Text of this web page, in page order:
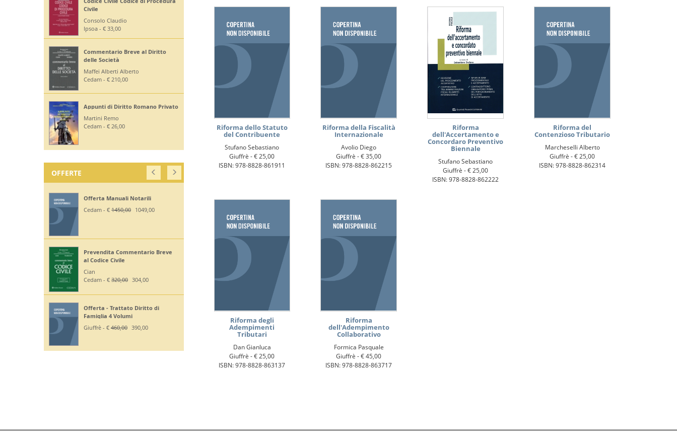
Riforma dello Statuto
del Contribuente
Stufano Sebastiano
Giuffrè -€ 25,00
ISBN: 978-8828-861911
Riforma della Fiscalità
Internazionale
Avolio Diego
Giuffrè -€ 35,00
ISBN: 978-8828-862215
Riforma
dell'Accertamento e
Concordaro Preventivo
Biennale
Stufano Sebastiano
Giuffrè -€ 25,00
ISBN: 978-8828-862222
Riforma del
Contenzioso Tributario
Marcheselli Alberto
Giuffrè -€ 25,00
ISBN: 978-8828-862314
Riforma degli
Adempimenti
Tributari
Dan Gianluca
Giuffrè -€ 25,00
ISBN: 978-8828-863137
Riforma
dell'Adempimento
Collaborativo
Formica Pasquale
Giuffrè -€ 45,00
ISBN: 978-8828-863717
Civile
Consolo Claudio
Ipsoa - € 33,00
Commentario Breve al Diritto
delle Società
Maffei Alberti Alberto
Cedam - € 210,00
Appunti di Diritto Romano Privato
Martini Remo
Cedam - € 26,00
OFFERTE
Offerta Manuali Notarili
Cedam - € 1450,00 1049,00
Prevendita Commentario Breve
al Codice Civile
Cian
Cedam - € 320,00 304,00
Offerta - Trattato Diritto di
Famiglia 4 Volumi
Giuffrè - € 460,00 390,00